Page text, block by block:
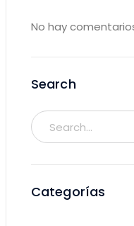
No hay
Search
Categorías